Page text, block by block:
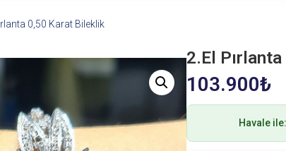
0,50 Karat Bileklik
2.El
103.900₺
Havale ile: